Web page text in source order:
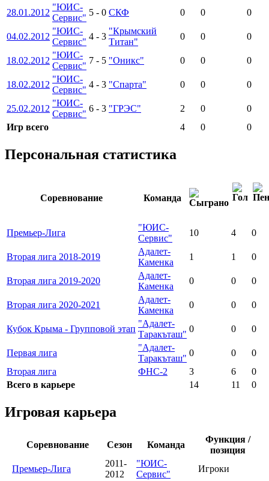
28.01.2012
"ЮИС-
Сервис"
5 - 0 СКФ 0 0 0
04.02.2012
"ЮИС-
Сервис"
4 - 3
"Крымский
Титан"
0 0 0
18.02.2012
"ЮИС-
Сервис"
7 - 5 "Оникс" 0 0 0
18.02.2012
"ЮИС-
Сервис"
4 - 3 "Спарта" 0 0 0
25.02.2012
"ЮИС-
Сервис"
6 - 3 "ГРЭС" 2 0
0
Игр всего
4 0 0
Персональная статистика
Соревнование Команда
Премьер-Лига
"ЮИС-
Сервис"
10 4 0
Вторая лига 2018-2019
Адалет-
Каменка
1 1 0
Вторая лига 2019-2020
Адалет-
Каменка
0 0 0
Вторая лига 2020-2021
Адалет-
Каменка
0 0 0
Кубок Крыма - Групповой этап
"Адалет-
Таракъташ"
0 0 0
Первая лига
"Адалет-
Таракъташ"
0 0
0
Вторая лига
ФНС-2 3 6
0
Всего в карьере
14 11 0
Игровая карьера
Соревнование Сезон Команда
Функция /
позиция
Премьер-Лига
2011-
2012
"ЮИС-
Сервис"
Игроки